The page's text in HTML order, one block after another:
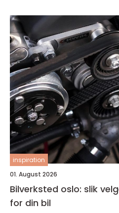
inspiration
01. August 2026
Bilverksted oslo: slik
for din bil